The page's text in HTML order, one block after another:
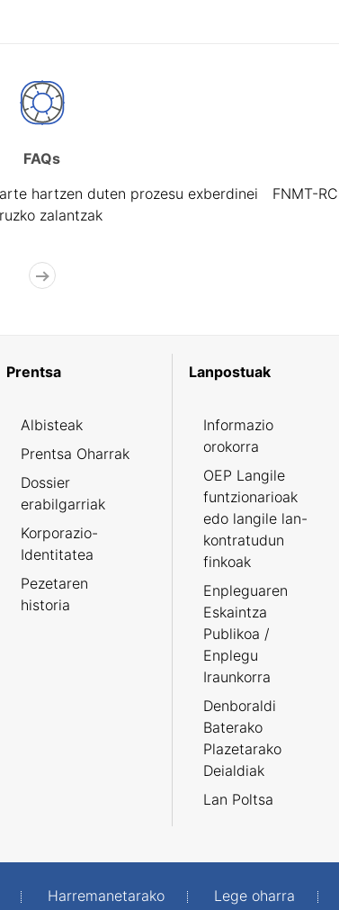
FAQs
hartzen duten prozesu exberdinei
zalantzak
FNMT-
Prentsa
Albisteak
Prentsa Oharrak
Dossier
erabilgarriak
Korporazio-
Identitatea
Pezetaren
historia
Lanpostuak
Informazio
orokorra
OEP Langile
funtzionarioak
edo langile lan-
kontratudun
finkoak
Enpleguaren
Eskaintza
Publikoa /
Enplegu
Iraunkorra
Denboraldi
Baterako
Plazetarako
Deialdiak
Lan Poltsa
Harremanetarako Lege oharra